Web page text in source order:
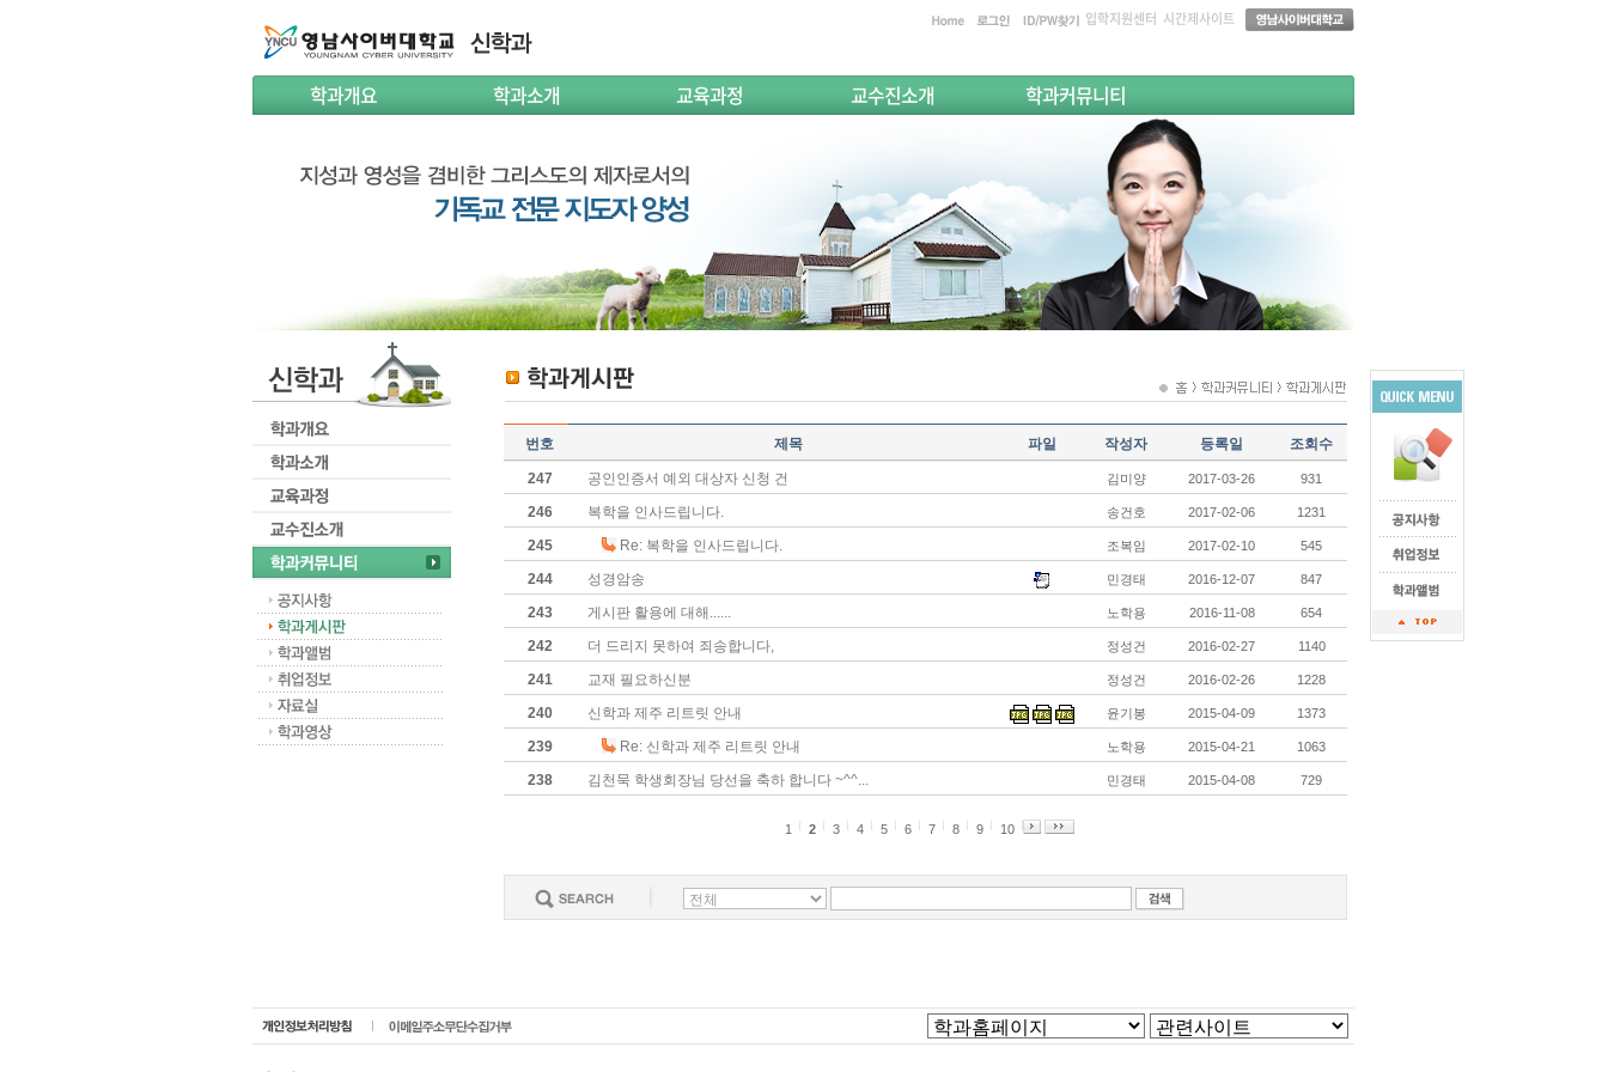
입학지원센터 시간제사이트
학과개요 학과소개 교육과정 교수진소개 학과커뮤니티
번호 제목 파일 작성자 등록일 조회수
247 공인인증서 예외 대상자 신청 건 김미양 2017-03-26 931
246 복학을 인사드립니다. 송건호 2017-02-06 1231
245 Re: 복학을 인사드립니다. 조복임 2017-02-10 545
244 성경암송 민경태 2016-12-07 847
243 게시판 활용에 대해...... 노학용 2016-11-08 654
242 더 드리지 못하여 죄송합니다, 정성건 2016-02-27 1140
241 교재 필요하신분 정성건 2016-02-26 1228
240 신학과 제주 리트릿 안내 윤기봉 2015-04-09 1373
239 Re: 신학과 제주 리트릿 안내 노학용 2015-04-21 1063
238 김천묵 학생회장님 당선을 축하 합니다 ~^^... 민경태 2015-04-08 729
1 2 3 4 5 6 7 8 9 10